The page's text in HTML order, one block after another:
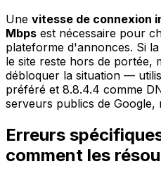
Une vitesse de connexion
Mbps est nécessaire pour
plateforme d'annonces. Si
le site reste hors de portée,
débloquer la situation —
préféré et 8.8.4.4 comme
serveurs publics de Google,
Erreurs
comment les